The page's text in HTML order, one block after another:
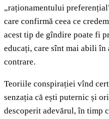
„raționamentului
care confirmă ceea ce
acest tip de gîndire poate fi
educați, care sînt mai abili în
contrare.
Teoriile conspirației vînd
senzația că ești puternic și
descoperit adevărul, în timp